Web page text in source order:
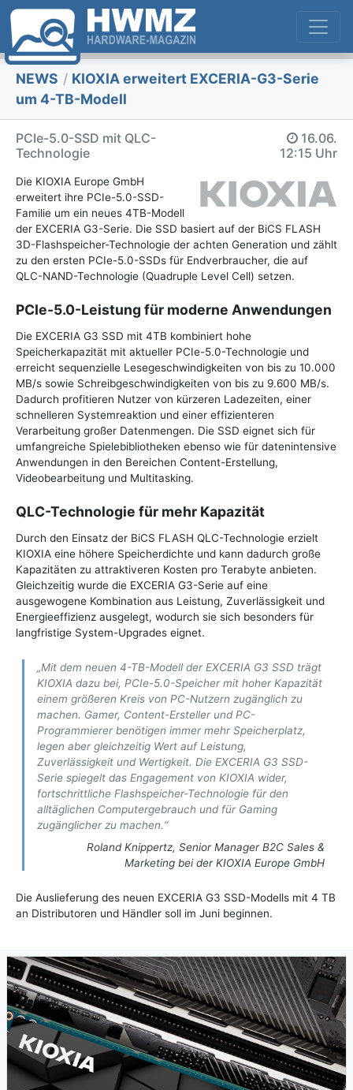
NEWS / KIOXIA erweitert EXCERIA-G3-Serie
um 4-TB-Modell
PCIe-5.0-SSD mit QLC-
Technologie
16.06.
12:15 Uhr
Die KIOXIA Europe GmbH
erweitert ihre PCIe-5.0-SSD-
Familie um ein neues 4TB-Modell
der EXCERIA G3-Serie. Die SSD basiert auf der BiCS FLASH
3D-Flashspeicher-Technologie der achten Generation und zählt
zu den ersten PCIe-5.0-SSDs für Endverbraucher, die auf
QLC-NAND-Technologie (Quadruple Level Cell) setzen.
PCIe-5.0-Leistung für moderne Anwendungen
Die EXCERIA G3 SSD mit 4TB kombiniert hohe
Speicherkapazität mit aktueller PCIe-5.0-Technologie und
erreicht sequenzielle Lesegeschwindigkeiten von bis zu 10.000
MB/s sowie Schreibgeschwindigkeiten von bis zu 9.600 MB/s.
Dadurch profitieren Nutzer von kürzeren Ladezeiten, einer
schnelleren Systemreaktion und einer effizienteren
Verarbeitung großer Datenmengen. Die SSD eignet sich für
umfangreiche Spielebibliotheken ebenso wie für datenintensive
Anwendungen in den Bereichen Content-Erstellung,
Videobearbeitung und Multitasking.
QLC-Technologie für mehr Kapazität
Durch den Einsatz der BiCS FLASH QLC-Technologie erzielt
KIOXIA eine höhere Speicherdichte und kann dadurch große
Kapazitäten zu attraktiveren Kosten pro Terabyte anbieten.
Gleichzeitig wurde die EXCERIA G3-Serie auf eine
ausgewogene Kombination aus Leistung, Zuverlässigkeit und
Energieeffizienz ausgelegt, wodurch sie sich besonders für
langfristige System-Upgrades eignet.
„Mit dem neuen 4-TB-Modell der EXCERIA G3 SSD trägt
KIOXIA dazu bei, PCIe-5.0-Speicher mit hoher Kapazität
einem größeren Kreis von PC-Nutzern zugänglich zu
machen. Gamer, Content-Ersteller und PC-
Programmierer benötigen immer mehr Speicherplatz,
legen aber gleichzeitig Wert auf Leistung,
Zuverlässigkeit und Wertigkeit. Die EXCERIA G3 SSD-
Serie spiegelt das Engagement von KIOXIA wider,
fortschrittliche Flashspeicher-Technologie für den
alltäglichen Computergebrauch und für Gaming
zugänglicher zu machen.“
Roland Knippertz, Senior Manager B2C Sales &
Marketing bei der KIOXIA Europe GmbH
Die Auslieferung des neuen EXCERIA G3 SSD-Modells mit 4 TB
an Distributoren und Händler soll im Juni beginnen.